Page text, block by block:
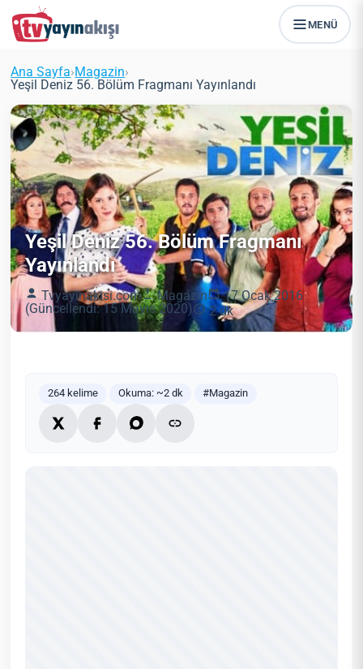
MENÜ
Ana Sayfa›Magazin›
Yeşil Deniz 56. Bölüm Fragmanı Yayınlandı
Yeşil Deniz 56. Bölüm Fragmanı
Yayınlandı
Tvyayinakisi.com Magazin
17 Ocak 2016
(Güncellendi: 15 Mayıs 2020)
2 dk
264 kelime Okuma: ~2 dk #Magazin